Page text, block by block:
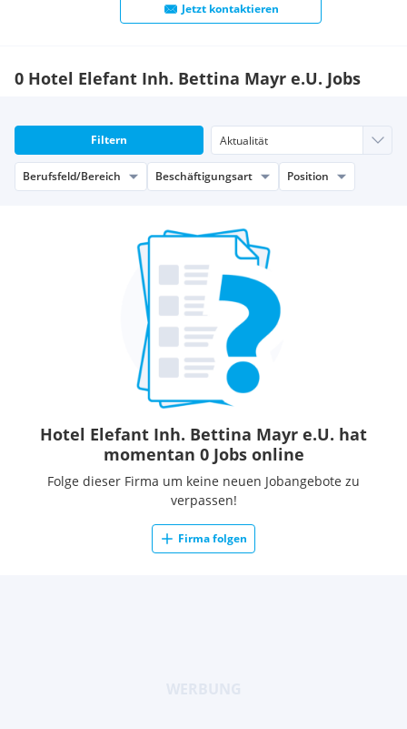
Jetzt kontaktieren
0 Hotel Elefant Inh. Bettina Mayr e.U. Jobs
Filtern
Berufsfeld/Bereich Beschäftigungsart Position
Hotel Elefant Inh. Bettina Mayr e.U. hat
momentan 0 Jobs online
Folge dieser Firma um keine neuen Jobangebote zu
verpassen!
Firma folgen